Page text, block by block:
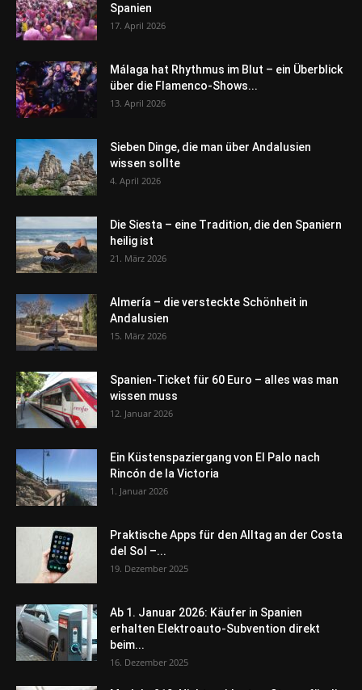
Spanien
17. April 2026
Málaga hat Rhythmus im Blut – ein Überblick
über die Flamenco-Shows...
13. April 2026
Sieben Dinge, die man über Andalusien
wissen sollte
4. April 2026
Die Siesta – eine Tradition, die den Spaniern
heilig ist
21. März 2026
Almería – die versteckte Schönheit in
Andalusien
15. März 2026
Spanien-Ticket für 60 Euro – alles was man
wissen muss
12. Januar 2026
Ein Küstenspaziergang von El Palo nach
Rincón de la Victoria
1. Januar 2026
Praktische Apps für den Alltag an der Costa
del Sol –...
19. Dezember 2025
Ab 1. Januar 2026: Käufer in Spanien
erhalten Elektroauto-Subvention direkt
beim...
16. Dezember 2025